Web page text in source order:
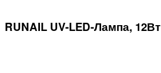
RUNAIL UV-LED-Лампа, 12Вт